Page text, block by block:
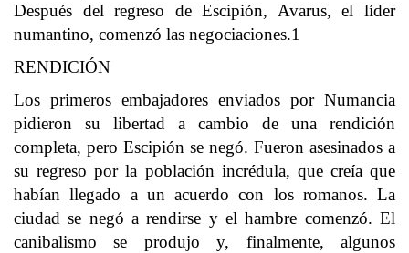
Después del regreso de Escipión, Avarus, el líder
numantino, comenzó las negociaciones.1​
RENDICIÓN
Los primeros embajadores enviados por Numancia
pidieron su libertad a cambio de una rendición
completa, pero Escipión se negó. Fueron asesinados a
su regreso por la población incrédula, que creía que
habían llegado a un acuerdo con los romanos. La
ciudad se negó a rendirse y el hambre comenzó. El
canibalismo se produjo y, finalmente, algunos